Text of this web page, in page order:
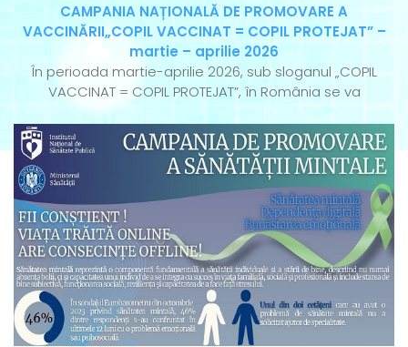
CAMPANIA NAȚIONALĂ DE PROMOVARE A
VACCINĂRII„COPIL VACCINAT = COPIL PROTEJAT” –
martie – aprilie 2026
În perioada martie-aprilie 2026, sub sloganul „COPIL
VACCINAT = COPIL PROTEJAT”, în România se va